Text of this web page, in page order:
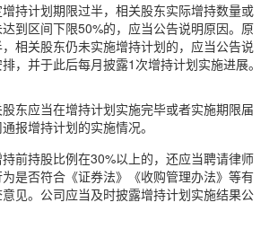
持计划期限过半，相关股东实际增持数量或
到区间下限50%的，应当公告说明原因。原
相关股东仍未实施增持计划的，应当公告说
，并于此后每月披露1次增持计划实施进展。
东应当在增持计划实施完毕或者实施期限届
报增持计划的实施情况。
前持股比例在30%以上的，还应当聘请律师
是否符合《证券法》《收购管理办法》等有
见。公司应当及时披露增持计划实施结果公